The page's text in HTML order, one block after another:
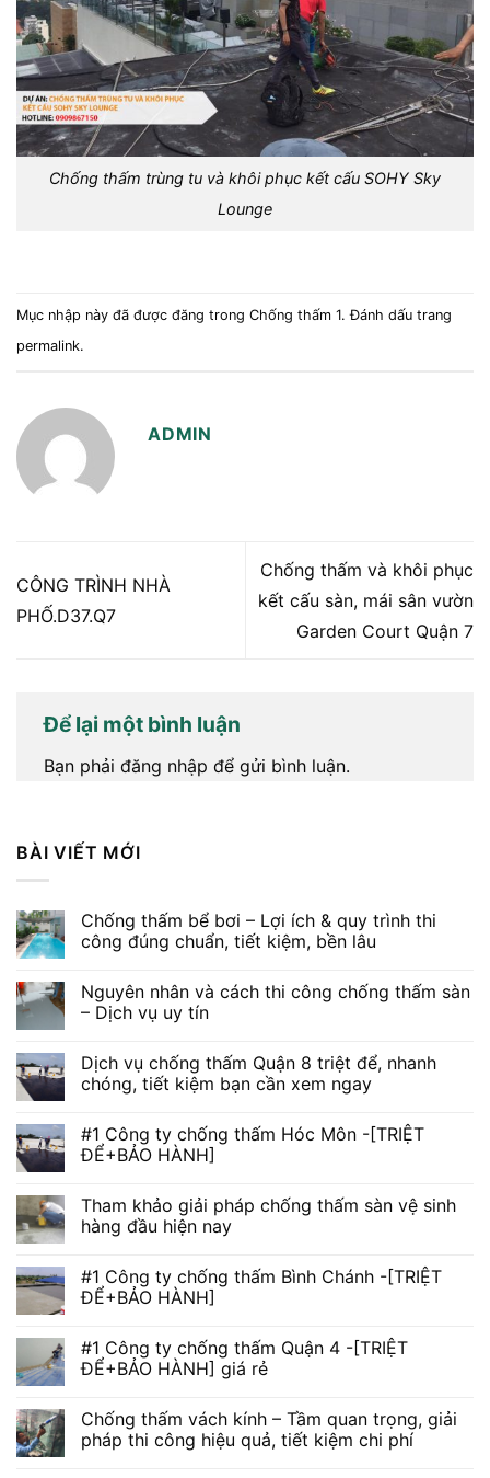
Chống thấm trùng tu và khôi phục kết cấu SOHY Sky
Lounge
Mục nhập này đã được đăng trong Chống thấm 1. Đánh dấu trang
permalink.
ADMIN
CÔNG TRÌNH NHÀ
PHỐ.D37.Q7
Chống thấm và khôi phục
kết cấu sàn, mái sân vườn
Garden Court Quận 7
Để lại một bình luận
Bạn phải đăng nhập để gửi bình luận.
BÀI VIẾT MỚI
Chống thấm bể bơi – Lợi ích & quy trình thi
công đúng chuẩn, tiết kiệm, bền lâu
Nguyên nhân và cách thi công chống thấm sàn
– Dịch vụ uy tín
Dịch vụ chống thấm Quận 8 triệt để, nhanh
chóng, tiết kiệm bạn cần xem ngay
#1 Công ty chống thấm Hóc Môn -[TRIỆT
ĐỂ+BẢO HÀNH]
Tham khảo giải pháp chống thấm sàn vệ sinh
hàng đầu hiện nay
#1 Công ty chống thấm Bình Chánh -[TRIỆT
ĐỂ+BẢO HÀNH]
#1 Công ty chống thấm Quận 4 -[TRIỆT
ĐỂ+BẢO HÀNH] giá rẻ
Chống thấm vách kính – Tầm quan trọng, giải
pháp thi công hiệu quả, tiết kiệm chi phí